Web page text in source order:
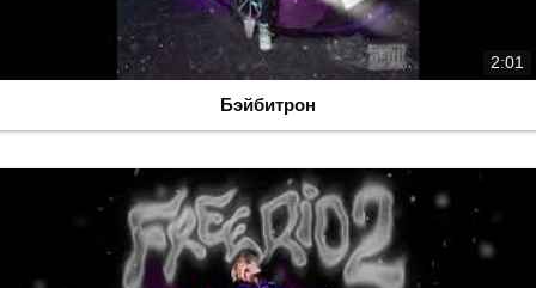
2:01
Бэйбитрон